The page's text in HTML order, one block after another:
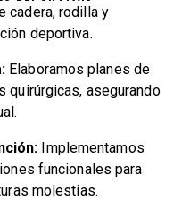
cadera, rodilla y
deportiva.
Elaboramos planes de
quirúrgicas, asegurando
Implementamos
funcionales para
molestias.